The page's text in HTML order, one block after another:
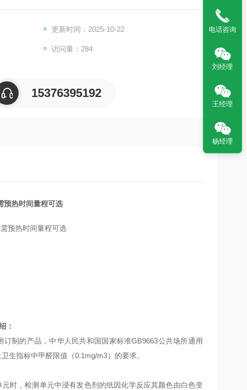
更新时间：2025-10-22
访问量：284
15376395192
预热时间量程可选
：
制的产品，中华人民共和国国家标准GB9663公共场所通用
生指标中甲醛限值（0.1mg/m3）的要求。
时，检测单元中浸有发色剂的纸因化学反应其颜色由白色变
电话咨询
刘经理
王经理
杨经理